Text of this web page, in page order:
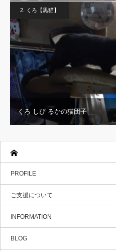
2. くろ【黒猫】
くろ しぴ るかの猫団子
PROFILE
ご支援について
INFORMATION
BLOG